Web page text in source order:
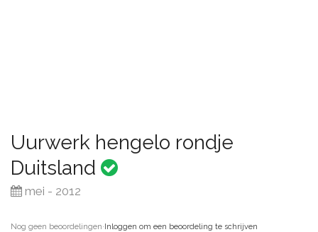
Uurwerk hengelo rondje
Duitsland
mei - 2012
Nog geen beoordelingen·Inloggen om een beoordeling te schrijven